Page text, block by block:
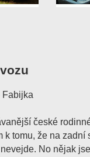
Fabijka
české
k tomu, že na zadní
No nějak